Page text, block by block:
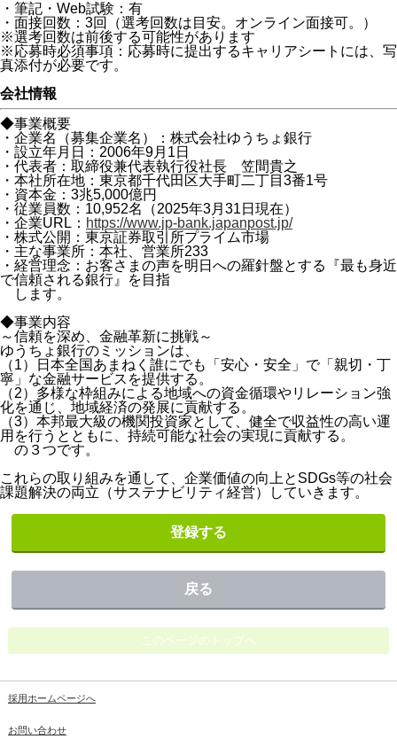
・筆記・Web試験：有
・面接回数：3回（選考回数は目安。オンライン面接可。）
※選考回数は前後する可能性があります
※応募時必須事項：応募時に提出するキャリアシートには、写
真添付が必要です。
会社情報
◆事業概要
・企業名（募集企業名）：株式会社ゆうちょ銀行
・設立年月日：2006年9月1日
・代表者：取締役兼代表執行役社長 笠間貴之
・本社所在地：東京都千代田区大手町二丁目3番1号
・資本金：3兆5,000億円
・従業員数：10,952名（2025年3月31日現在）
・企業URL： https://www.jp-bank.japanpost.jp/
・株式公開：東京証券取引所プライム市場
・主な事業所：本社、営業所233
・経営理念：お客さまの声を明日への羅針盤とする『最も身近
で信頼される銀行』を目指
します。
◆事業内容
～信頼を深め、金融革新に挑戦～
ゆうちょ銀行のミッションは、
（1）日本全国あまねく誰にでも「安心・安全」で「親切・丁
寧」な金融サービスを提供する。
（2）多様な枠組みによる地域への資金循環やリレーション強
化を通じ、地域経済の発展に貢献する。
（3）本邦最大級の機関投資家として、健全で収益性の高い運
用を行うとともに、持続可能な社会の実現に貢献する。
の３つです。
これらの取り組みを通して、企業価値の向上とSDGs等の社会
課題解決の両立（サステナビリティ経営）していきます。
登録する
戻る
このページのトップへ
採用ホームページへ
お問い合わせ